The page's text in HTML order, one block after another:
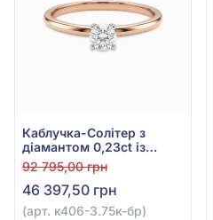
Каблучка-Солітер з
діамантом 0,23ct із
червоного золота 585°,
арт. к406-3.75к-бр
92 795,00 грн
46 397,50 грн
(арт. к406-3.75к-бр)